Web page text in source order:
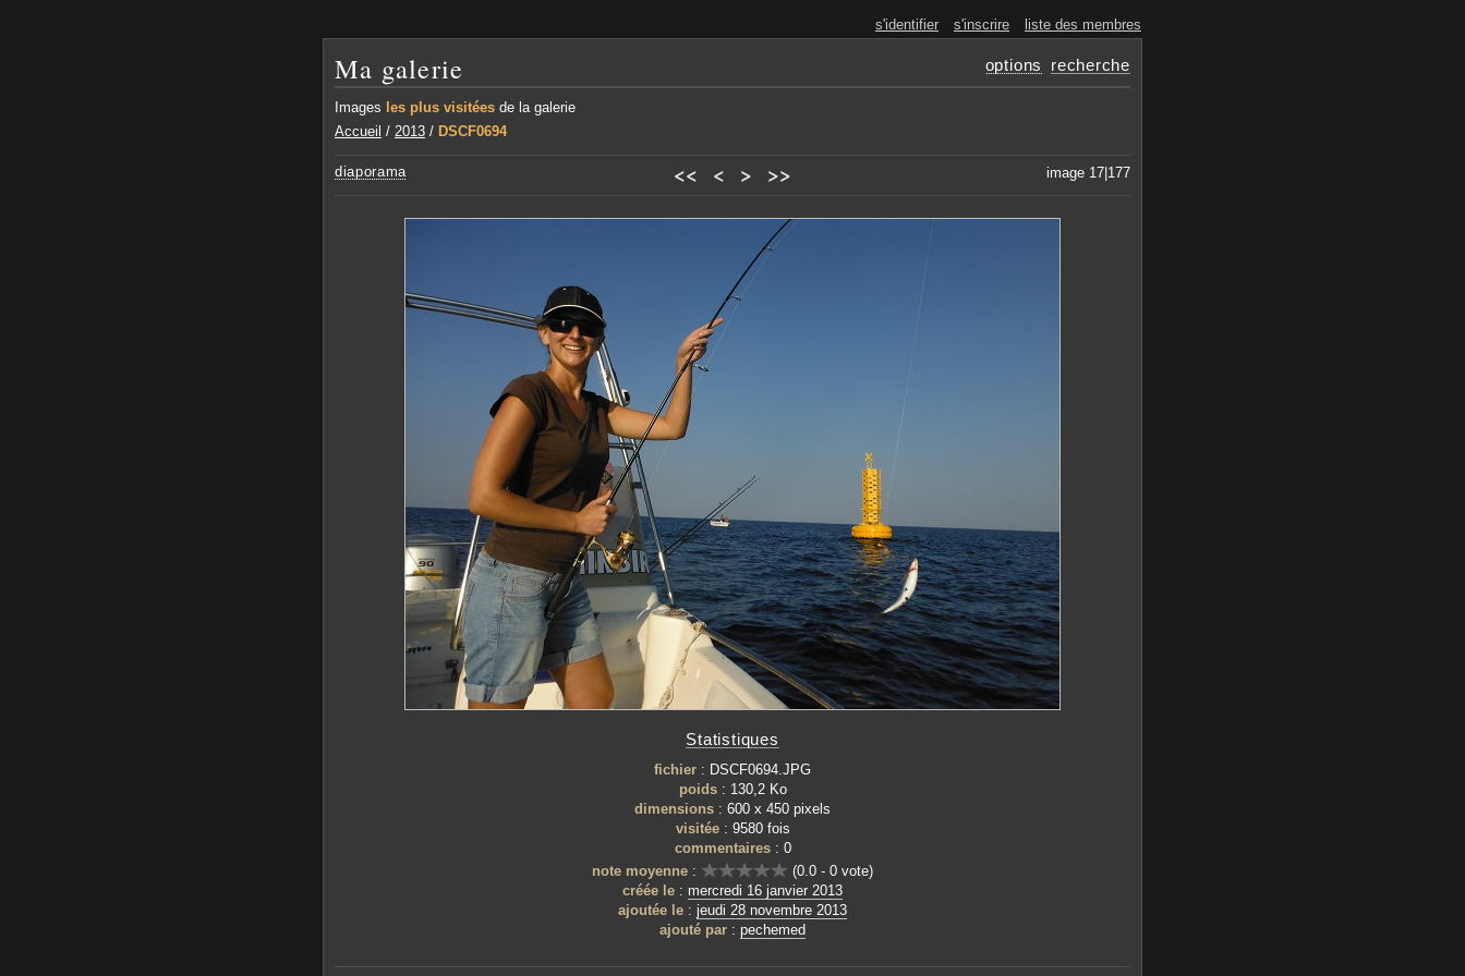
s'identifier s'inscrire liste des membres
options recherche
Ma galerie
Images les plus visitées de la galerie
Accueil / 2013 / DSCF0694
diaporama image 17|177
<< < > >>
Statistiques
fichier : DSCF0694.JPG
poids: 130,2 Ko
dimensions : 600 x 450 pixels
visitée: 9580 fois
commentaires: 0
note moyenne :
(0.0 - 0 vote)
créée le : mercredi 16 janvier 2013
ajoutée le : jeudi 28 novembre 2013
ajouté par : pechemed